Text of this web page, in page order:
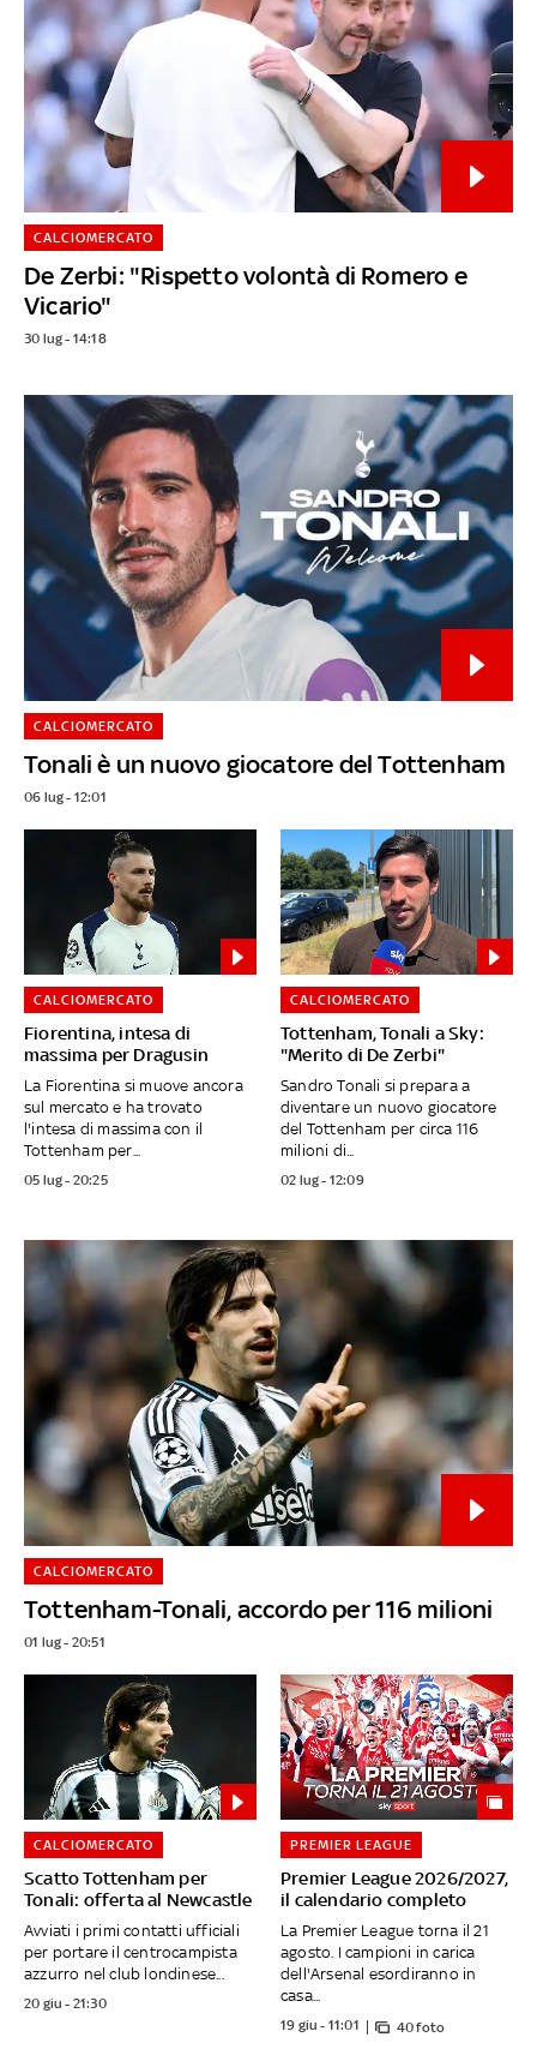
De Zerbi: "Rispetto volontà di Romero e
Vicario"
CALCIOMERCATO
30 lug - 14:18
Tonali è un nuovo giocatore del Tottenham
CALCIOMERCATO
06 lug - 12:01
Fiorentina, intesa di
massima per Dragusin
CALCIOMERCATO
La Fiorentina si muove ancora
sul mercato e ha trovato
l'intesa di massima con il
Tottenham per...
05 lug - 20:25
Tottenham, Tonali a Sky:
"Merito di De Zerbi"
CALCIOMERCATO
Sandro Tonali si prepara a
diventare un nuovo giocatore
del Tottenham per circa 116
milioni di...
02 lug - 12:09
Tottenham-Tonali, accordo per 116 milioni
CALCIOMERCATO
01 lug - 20:51
Scatto Tottenham per
Tonali: offerta al Newcastle
CALCIOMERCATO
Avviati i primi contatti ufficiali
per portare il centrocampista
azzurro nel club londinese...
20 giu - 21:30
Premier League 2026/2027,
il calendario completo
PREMIER LEAGUE
La Premier League torna il 21
agosto. I campioni in carica
dell'Arsenal esordiranno in
casa...
19 giu - 11:01 40 foto